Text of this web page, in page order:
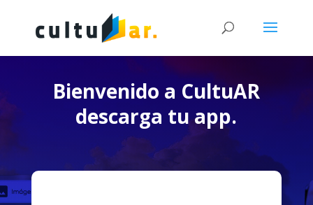
Bienvenido a CultuAR
descarga tu app.